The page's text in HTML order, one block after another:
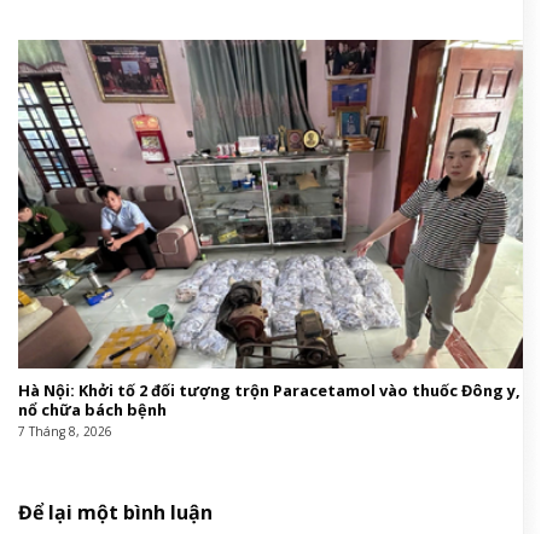
Hà Nội: Khởi tố 2 đối tượng trộn Paracetamol vào thuốc Đông y,
nổ chữa bách bệnh
7 Tháng 8, 2026
Để lại một bình luận